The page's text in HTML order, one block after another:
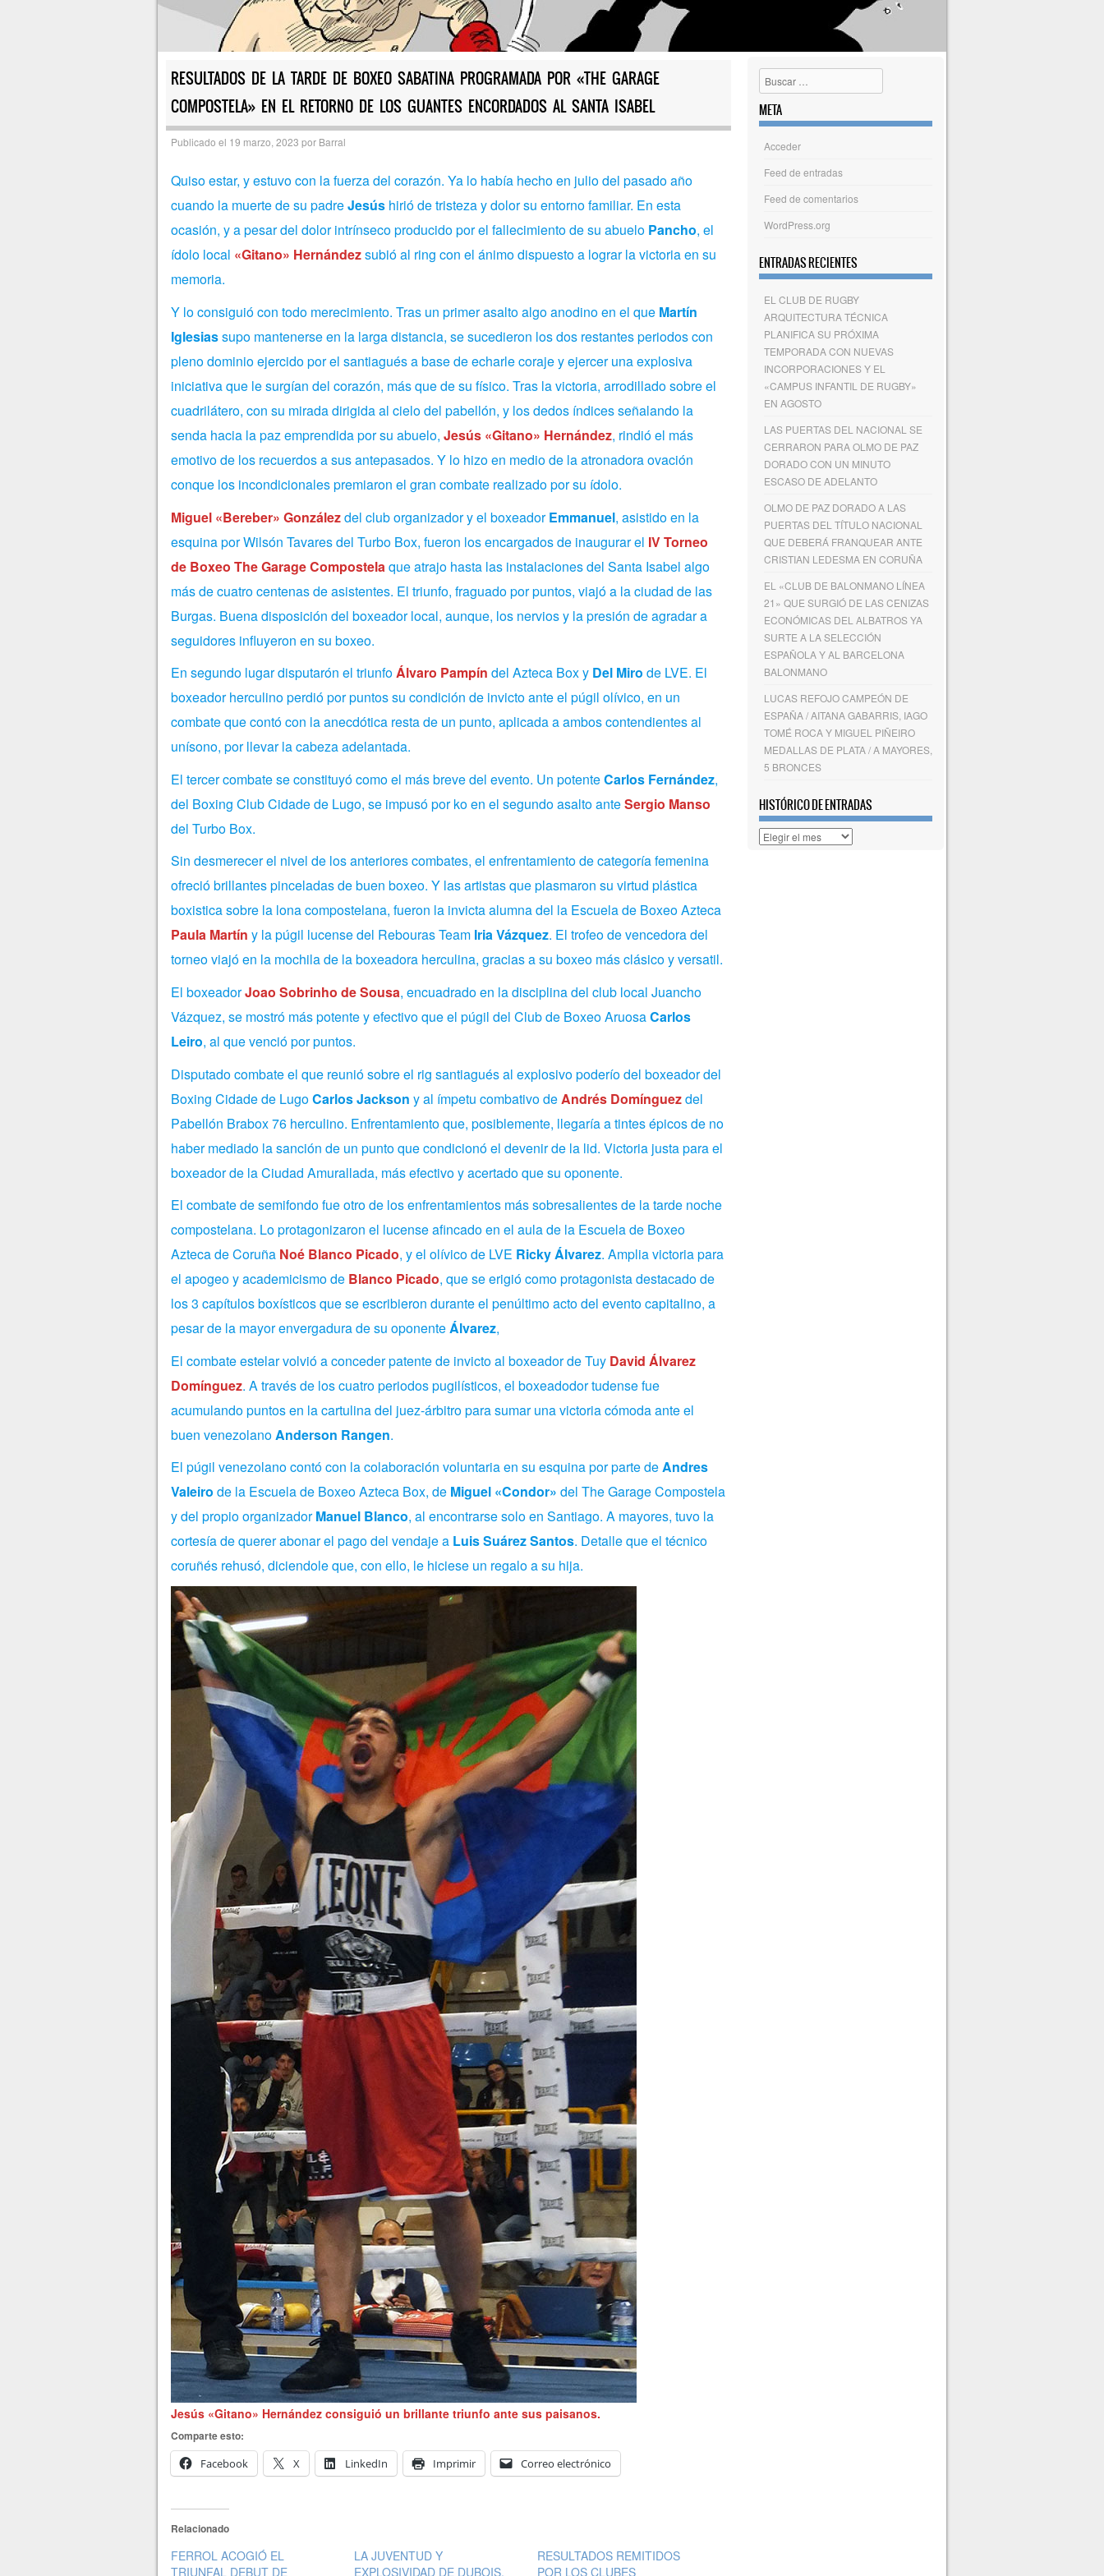
RESULTADOS DE LA TARDE DE BOXEO SABATINA PROGRAMADA POR «THE GARAGE
COMPOSTELA» EN EL RETORNO DE LOS GUANTES ENCORDADOS AL SANTA ISABEL
Publicado el 19 marzo, 2023 por Barral
Quiso estar, y estuvo con la fuerza del corazón. Ya lo había hecho en julio del pasado año
cuando la muerte de su padreJesúshirió de tristeza y dolor su entorno familiar. En esta
ocasión, y a pesar del dolor intrínseco producido por el fallecimiento de su abueloPancho, el
ídolo local «Gitano» Hernándezsubió al ring con el ánimo dispuesto a lograr la victoria en su
memoria.
Y lo consiguió con todo merecimiento. Tras un primer asalto algo anodino en el que Martín
Iglesiassupo mantenerse en la larga distancia, se sucedieron los dos restantes periodos con
pleno dominio ejercido por el santiagués a base de echarle coraje y ejercer una explosiva
iniciativa que le surgían del corazón, más que de su físico. Tras la victoria, arrodillado sobre el
cuadrilátero, con su mirada dirigida al cielo del pabellón, y los dedos índices señalando la
senda hacia la paz emprendida por su abuelo, Jesús «Gitano» Hernández, rindió el más
emotivo de los recuerdos a sus antepasados. Y lo hizo en medio de la atronadora ovación
conque los incondicionales premiaron el gran combate realizado por su ídolo.
Miguel «Bereber» Gonzálezdel club organizador y el boxeadorEmmanuel, asistido en la
esquina por Wilsón Tavares del Turbo Box, fueron los encargados de inaugurar el IV Torneo
de Boxeo The Garage Compostela que atrajo hasta las instalaciones del Santa Isabel algo
más de cuatro centenas de asistentes. El triunfo, fraguado por puntos, viajó a la ciudad de las
Burgas. Buena disposición del boxeador local, aunque, los nervios y la presión de agradar a
seguidores influyeron en su boxeo.
En segundo lugar disputarón el triunfoÁlvaro Pampín del Azteca Box y Del Miro de LVE. El
boxeador herculino perdió por puntos su condición de invicto ante el púgil olívico, en un
combate que contó con la anecdótica resta de un punto, aplicada a ambos contendientes al
unísono, por llevar la cabeza adelantada.
El tercer combate se constituyó como el más breve del evento. Un potenteCarlos Fernández,
del Boxing Club Cidade de Lugo, se impusó por ko en el segundo asalto anteSergio Manso
del Turbo Box.
Sin desmerecer el nivel de los anteriores combates, el enfrentamiento de categoría femenina
ofreció brillantes pinceladas de buen boxeo. Y las artistas que plasmaron su virtud plástica
boxistica sobre la lona compostelana, fueron la invicta alumna del la Escuela de Boxeo Azteca
Paula Martín y la púgil lucense del Rebouras Team Iria Vázquez. El trofeo de vencedora del
torneo viajó en la mochila de la boxeadora herculina, gracias a su boxeo más clásico y versatil.
El boxeadorJoao Sobrinho de Sousa, encuadrado en la disciplina del club local Juancho
Vázquez, se mostró más potente y efectivo que el púgil del Club de Boxeo AruosaCarlos
Leiro, al que venció por puntos.
Disputado combate el que reunió sobre el rig santiagués al explosivo poderío del boxeador del
Boxing Cidade de LugoCarlos Jackson y al ímpetu combativo de Andrés Domínguezdel
Pabellón Brabox 76 herculino. Enfrentamiento que, posiblemente, llegaría a tintes épicos de no
haber mediado la sanción de un puntoque condicionó el devenir de la lid. Victoria justa para el
boxeador de la Ciudad Amurallada, más efectivo y acertado que su oponente.
El combate de semifondo fue otro de los enfrentamientos más sobresalientes de la tarde noche
compostelana. Lo protagonizaron el lucense afincado en el aula de la Escuela de Boxeo
Azteca de Coruña Noé Blanco Picado, y el olívico de LVE Ricky Álvarez. Amplia victoria para
el apogeo y academicismo de Blanco Picado, que se erigió como protagonista destacado de
los 3 capítulos boxísticos que se escribieron durante el penúltimo acto del evento capitalino, a
pesar de la mayor envergadura de su oponenteÁlvarez,
El combate estelar volvió a conceder patente de invicto al boxeador de Tuy David Álvarez
Domínguez. A través de los cuatro periodos pugilísticos, el boxeadodor tudense fue
acumulando puntos en la cartulina del juez-árbitro para sumar una victoria cómoda ante el
buen venezolanoAnderson Rangen.
El púgil venezolano contó con la colaboración voluntaria en su esquina por parte deAndres
Valeiro de la Escuela de Boxeo Azteca Box, de Miguel «Condor» del The Garage Compostela
y del propio organizadorManuel Blanco, al encontrarse solo en Santiago. A mayores, tuvo la
cortesía de querer abonar el pago del vendaje a Luis Suárez Santos. Detalle que el técnico
coruñés rehusó, diciendole que, con ello, le hiciese un regalo a su hija.
Jesús «Gitano» Hernández consiguió un brillante triunfo ante sus paisanos.
Comparte esto:
Facebook
X LinkedIn Imprimir Correo electrónico
Relacionado
FERROL ACOGIÓ EL
TRIUNFAL DEBUT DE
LA JUVENTUD Y
EXPLOSIVIDAD DE DUBOIS,
RESULTADOS REMITIDOS
POR LOS CLUBES
Buscar
META
Acceder
Feed de entradas
Feed de comentarios
WordPress.org
ENTRADAS RECIENTES
EL CLUB DE RUGBY
ARQUITECTURA TÉCNICA
PLANIFICA SU PRÓXIMA
TEMPORADA CON NUEVAS
INCORPORACIONES Y EL
«CAMPUS INFANTIL DE RUGBY»
EN AGOSTO
LAS PUERTAS DEL NACIONAL SE
CERRARON PARA OLMO DE PAZ
DORADO CON UN MINUTO
ESCASO DE ADELANTO
OLMO DE PAZ DORADO A LAS
PUERTAS DEL TÍTULO NACIONAL
QUE DEBERÁ FRANQUEAR ANTE
CRISTIAN LEDESMA EN CORUÑA
EL «CLUB DE BALONMANO LÍNEA
21» QUE SURGIÓ DE LAS CENIZAS
ECONÓMICAS DEL ALBATROS YA
SURTE A LA SELECCIÓN
ESPAÑOLA Y AL BARCELONA
BALONMANO
LUCAS REFOJO CAMPEÓN DE
ESPAÑA / AITANA GABARRIS, IAGO
TOMÉ ROCA Y MIGUEL PIÑEIRO
MEDALLAS DE PLATA / A MAYORES,
5 BRONCES
HISTÓRICO DE ENTRADAS
Histórico